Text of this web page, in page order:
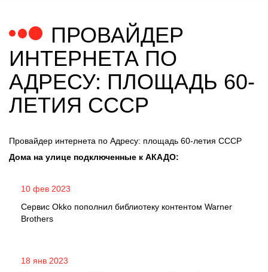
ПРОВАЙДЕР
ИНТЕРНЕТА ПО
АДРЕСУ: ПЛОЩАДЬ 60-
ЛЕТИЯ СССР
Провайдер интернета по Адресу: площадь 60-летия СССР
Дома на улице подключенные к АКАДО:
10 фев 2023
Сервис Okko пополнил библиотеку контентом Warner
Brothers
18 янв 2023